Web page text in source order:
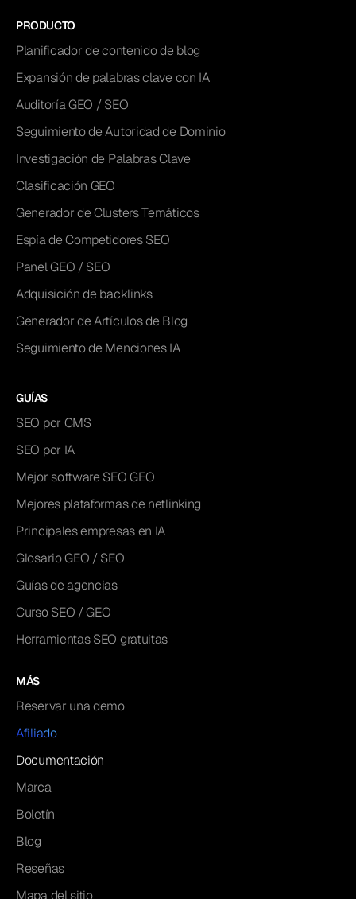
PRODUCTO
Planificador de contenido de blog
Expansión de palabras clave con IA
Auditoría GEO / SEO
Seguimiento de Autoridad de Dominio
Investigación de Palabras Clave
Clasificación GEO
Generador de Clusters Temáticos
Espía de Competidores SEO
Panel GEO / SEO
Adquisición de backlinks
Generador de Artículos de Blog
Seguimiento de Menciones IA
GUÍAS
SEO por CMS
SEO por IA
Mejor software SEO GEO
Mejores plataformas de netlinking
Principales empresas en IA
Glosario GEO / SEO
Guías de agencias
Curso SEO / GEO
Herramientas SEO gratuitas
MÁS
Reservar una demo
Afiliado
Documentación
Marca
Boletín
Blog
Reseñas
Mapa del sitio